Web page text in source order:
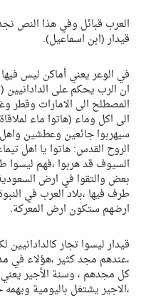
قيدار (ابن اسماعيل).
في الوعر يعني أماكن ليس
ان الرب يحكم على الدادانيين
المصطلح الى الامارات وقطر
الى اكل وماء (هاتوا ماء
سيهربوا جائعين وعطشين
الروح القدس: هاتوا يا اهل
السيوف قد هربوا ،فهم ليسوا
بعض والتقوا في ارض
طرف فيها ،بلاد العرب في
ارضهم ستكون ارض المعركة.
قيدار ليسوا تجار
،عندهم مجد كثير ،هؤلاء في
،الاجير يشتغل باليومية